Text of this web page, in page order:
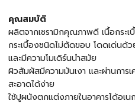
คุณสมบัติ
ผลิตจากเซรามิกคุณภาพดี เนื้อกระเ
กระเบื้องชนิดไม่ตัดขอบ โดดเด่นด้
และมีความโมเดิร์นนำสมัย
ผิวสัมผัสมีความมันเงา และผ่านกา
สะอาดได้ง่าย
ใช้ปูผนังตกแต่งภายในอาคารได้อเ